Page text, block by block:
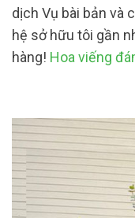
dịch Vụ bài bản và
hệ sở hữu tôi gần
hàng! Hoa viếng